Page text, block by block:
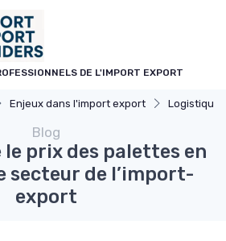
DE L'IMPORT EXPORT
Enjeux dans l'import export Logistique
Blog
prix des palettes en
secteur de l’import-
export
cookies